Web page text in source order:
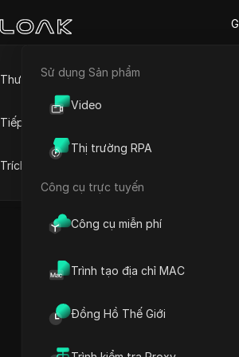
Thương mại điện tử
Tiếp thị liên kết
Trích xuất dữ liệu web
Sử dụng Sản phẩm
Video
Thị trường RPA
Công cụ trực tuyến
Công cụ miễn phí
Trình tạo địa chỉ MAC
Đồng Hồ Thế Giới
Quay lại
Giải
chúng
quản
Jessica Wardell
Cố gắng tìm ra cách Tên
biến thành một trò chơi
bật lên, nhưng không rõ